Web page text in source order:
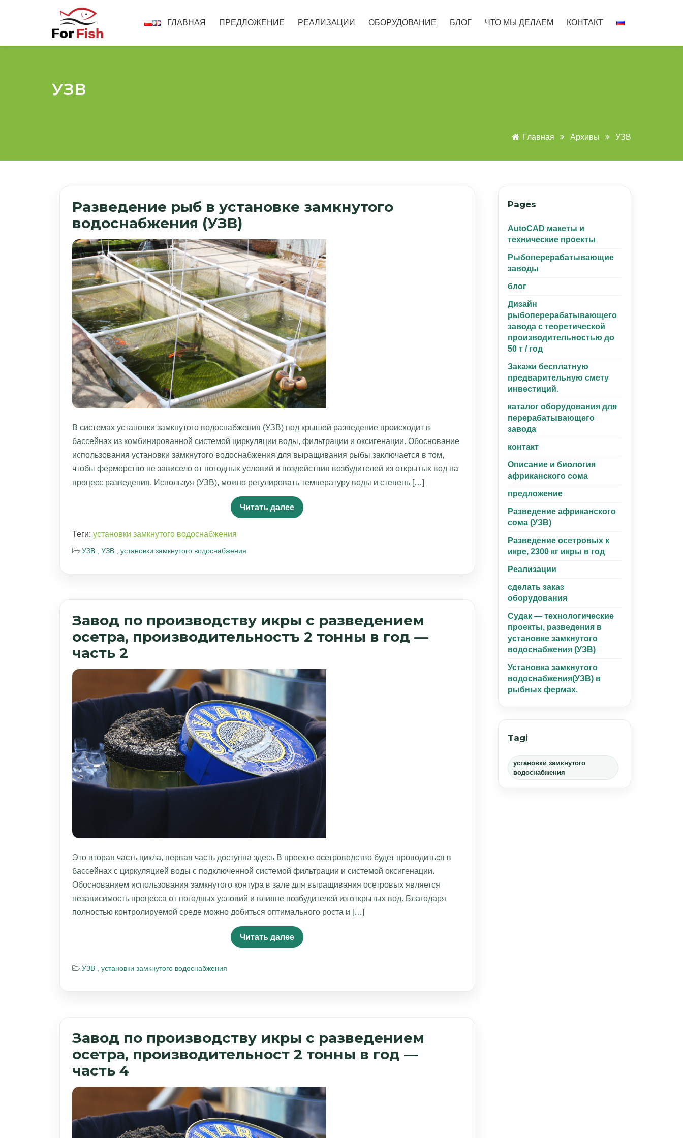
ГЛАВНАЯ ПРЕДЛОЖЕНИЕ РЕАЛИЗАЦИИ ОБОРУДОВАНИЕ БЛОГ ЧТО МЫ ДЕЛАЕМ КОНТАКТ
УЗВ
Главная Архивы УЗВ
Pазведение рыб в установке замкнутого
водоснабжения (УЗВ)
В системах установки замкнутого водоснабжения (УЗВ) под крышей разведение происходит в
бассейнах из комбинированной системой циркуляции воды, фильтрации и оксигенации. Обоснование
использования установки замкнутого водоснабжения для выращивания рыбы заключается в том,
чтобы фермерство не зависело от погодных условий и воздействия возбудителей из открытых вод на
процесс разведения. Используя (УЗВ), можно регулировать температуру воды и степень […]
Читать далее
Теги: установки замкнутого водоснабжения
УЗВ , УЗВ , установки замкнутого водоснабжения
Завод по производству икры с разведением
осетра, производительностъ 2 тонны в год —
часть 2
Это вторая часть цикла, первая часть доступна здесь В проекте осетроводство будет проводиться в
бассейнах с циркуляцией воды с подключенной системой фильтрации и системой оксигенации.
Обоснованием использования замкнутого контура в зале для выращивания осетровых является
независимость процесса от погодных условий и влияне возбудителей из открытых вод. Благодаря
полностью контролируемой среде можно добиться оптимального роста и […]
Читать далее
УЗВ , установки замкнутого водоснабжения
Завод по производству икры с разведением
осетра, производительност 2 тонны в год —
часть 4
Pages
AutoCAD макеты и
технические проекты
Pыбоперерабатывающиe
заводы
блог
Дизайн
рыбоперерабатывающего
завода с теоретической
производительностью до
50 т / год
Закажи бесплатную
предварительную смету
инвестиций.
каталог оборудования для
перерабатывающего
завода
контакт
Описание и биология
африканского сома
предложение
Разведение африканского
сома (УЗВ)
Разведение осетровых к
икре, 2300 кг икры в год
Реализации
сделать заказ
оборудования
Судак — технологические
проекты, разведения в
установке замкнутого
водоснабжения (УЗВ)
Установка замкнутого
водоснабжения(УЗВ) в
рыбных фермах.
Tagi
установки замкнутого
водоснабжения